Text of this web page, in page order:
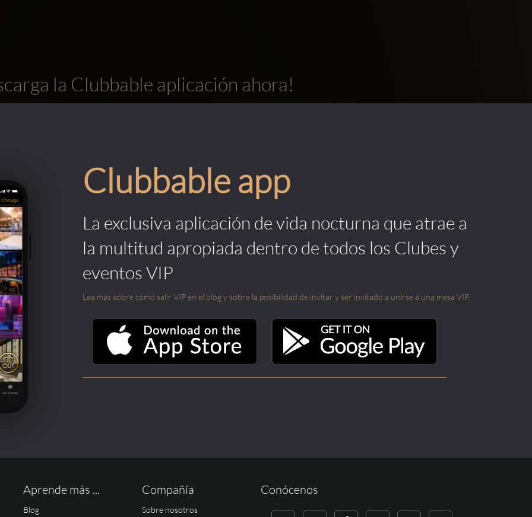
la Clubbable aplicación ahora!
Clubbable app
La exclusiva aplicación de vida nocturna que atrae a
la multitud apropiada dentro de todos los Clubes y
eventos VIP
Lea más sobre cómo salir VIP en el blog y sobre la posibilidad de invitar y ser invitado a unirse a una mesa VIP.
Aprende más ...
Blog
Compañía
Sobre nosotros
Conócenos